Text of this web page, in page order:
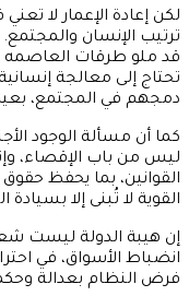
لكن إعادة الإعمار لا
ترتيب الإنسان
قد ملو طرقات العاصمه
تحتاج إلى معالجة
دمجهم في المجتمع،
كما أن مسألة الوجود
ليس من باب الإقصاء،
القوانين، بما يحفظ
القوية لا تُبنى إلا
إن هيبة الدولة ليست
انضباط الأسواق، في
فرض النظام بعدالة